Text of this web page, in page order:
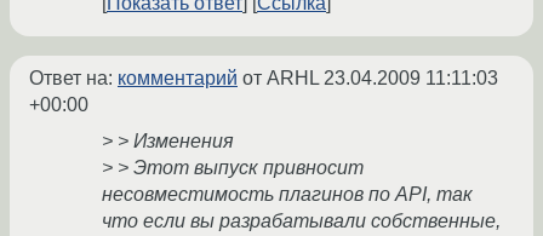
Ответ на: комментарий от ARHL23.04.2009 11:11:03
+00:00
> > Изменения
> > Этот выпуск привносит
несовместимость плагинов по API, так
что если вы разрабатывали собственные,